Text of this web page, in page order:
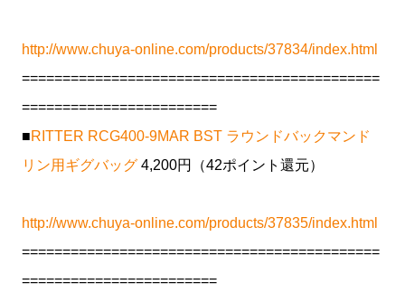
http://www.chuya-online.com/products/37834/index.html
============================================
========================
■RITTER RCG400-9MAR BST ラウンドバックマンド
リン用ギグバッグ 4,200円（42ポイント還元）
http://www.chuya-online.com/products/37835/index.html
============================================
========================